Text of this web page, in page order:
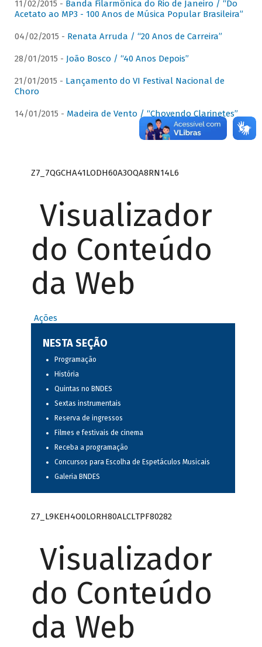
11/02/2015 - Banda Filarmônica do Rio de Janeiro / “Do
Acetato ao MP3 - 100 Anos de Música Popular Brasileira”
04/02/2015 - Renata Arruda / “20 Anos de Carreira”
28/01/2015 - João Bosco / “40 Anos Depois”
21/01/2015 - Lançamento do VI Festival Nacional de
Choro
14/01/2015 - Madeira de Vento / “Chovendo Clarinetes”
Z7_7QGCHA41LODH60A3OQA8RN14L6
Visualizador
do Conteúdo
da Web
Ações
NESTA SEÇÃO
Programação
História
Quintas no BNDES
Sextas instrumentais
Reserva de ingressos
Filmes e festivais de cinema
Receba a programação
Concursos para Escolha de Espetáculos Musicais
Galeria BNDES
Z7_L9KEH4O0LORH80ALCLTPF80282
Visualizador
do Conteúdo
da Web